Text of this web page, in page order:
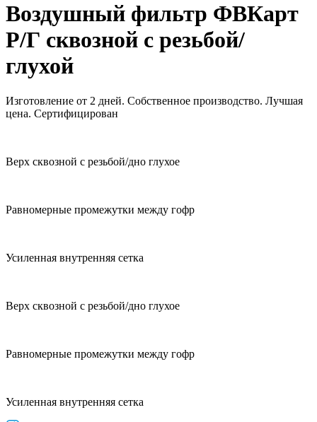
Воздушный фильтр ФВКарт
Р/Г сквозной с резьбой/
глухой
Изготовление от 2 дней. Собственное производство. Лучшая
цена. Сертифицирован
Верх сквозной с резьбой/дно глухое
Равномерные промежутки между гофр
Усиленная внутренняя сетка
Верх сквозной с резьбой/дно глухое
Равномерные промежутки между гофр
Усиленная внутренняя сетка